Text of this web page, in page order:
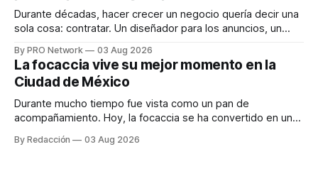
Durante décadas, hacer crecer un negocio quería decir una
sola cosa: contratar. Un diseñador para los anuncios, un
para los textos, alguien que supiera de publicidad digital
para encontrar prospectos, un vendedor para atender
llamadas y mensajes, y —con suerte— una persona
By PRO Network 03 Aug 2026
La focaccia vive su mejor momento en la
Ciudad de México
Durante mucho tiempo fue vista como un pan de
acompañamiento. Hoy, la focaccia se ha convertido en uno
artesanal, ingredientes de calidad y experiencias que
By Redacción 03 Aug 2026